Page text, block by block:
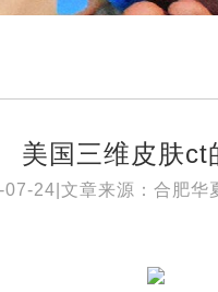
美国三维皮肤ct
24|文章来源： 合肥华